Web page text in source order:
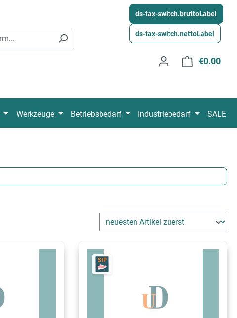
ds-tax-switch.bruttoLabel
ds-tax-switch.nettoLabel
€0.00
Werkzeuge Betriebsbedarf Industriebedarf SALE